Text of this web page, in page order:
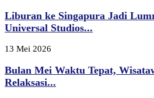
Liburan ke Singapura Jadi
Universal Studios...
13 Mei 2026
Bulan Mei Waktu Tepat,
Relaksasi...